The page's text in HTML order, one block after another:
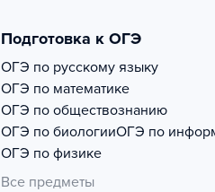
Подготовка к ОГЭ
ОГЭ по русскому языку
ОГЭ по математике
ОГЭ по обществознанию
ОГЭ по биологииОГЭ по
ОГЭ по физике
Все предметы